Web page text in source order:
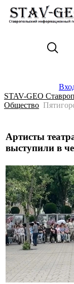
STAV-GEO
Общество
Артисты
выступили в